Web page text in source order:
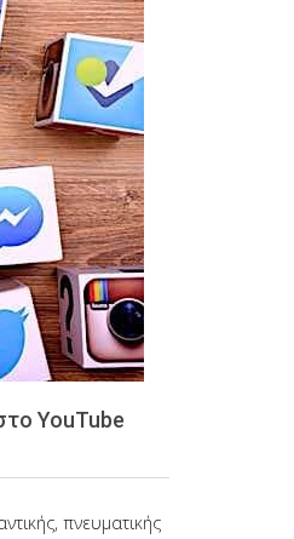
YouTube
πνευματικής